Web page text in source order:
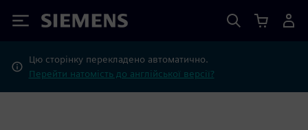
Siemens
Цю сторінку перекладено автоматично.
Перейти натомість до англійської версії?